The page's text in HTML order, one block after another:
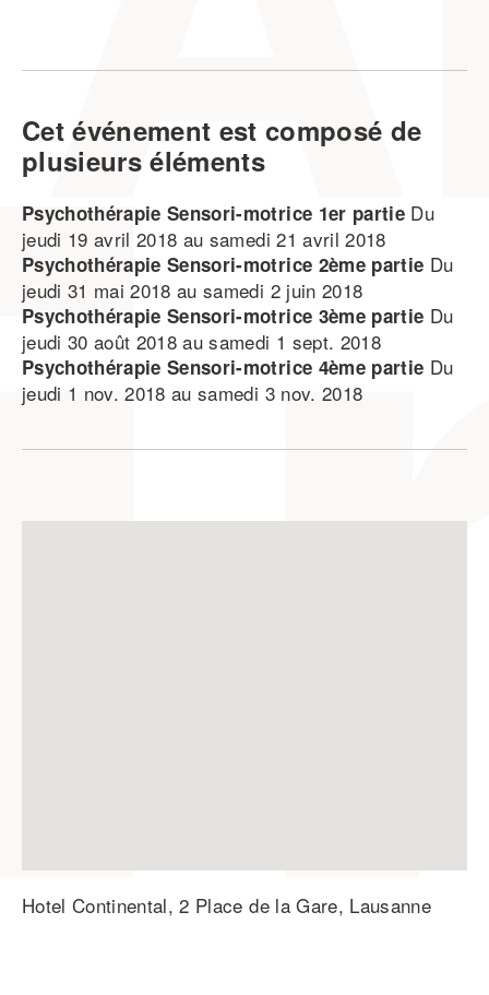
Cet événement est composé de
plusieurs éléments
Psychothérapie Sensori-motrice 1er partieDu
jeudi 19 avril 2018 au samedi 21 avril 2018
Psychothérapie Sensori-motrice 2ème partie Du
jeudi 31 mai 2018 au samedi 2 juin 2018
Psychothérapie Sensori-motrice 3ème partie Du
jeudi 30 août 2018 au samedi 1 sept. 2018
Psychothérapie Sensori-motrice 4ème partie Du
jeudi 1 nov. 2018 au samedi 3 nov. 2018
Hotel Continental, 2 Place de la Gare, Lausanne